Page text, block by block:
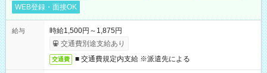
WEB登録・面接OK
給与
時給1,500円～1,875円
交通費別途支給あり
交通費 ■ 交通費規定内支給 ※派遣先による